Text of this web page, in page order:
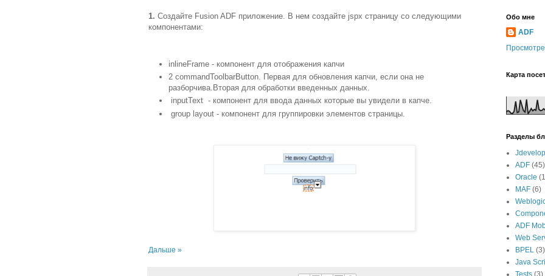
1. Создайте Fusion ADF приложение. В нем создайте jspx страницу со следующими
компонентами:
inlineFrame - компонент для отображения капчи
2 commandToolbarButton. Первая для обновления капчи, если она не
разборчива.Вторая для обработки введенных данных.
inputText - компонент для ввода данных которые вы увидели в капче.
group layout - компонент для группировки элементов страницы.
Дальше »
Обо мне
ADF
Карта
Разделы
ADF (45)
Oracle
MAF (6)
ADF
Web
BPEL (3)
Java